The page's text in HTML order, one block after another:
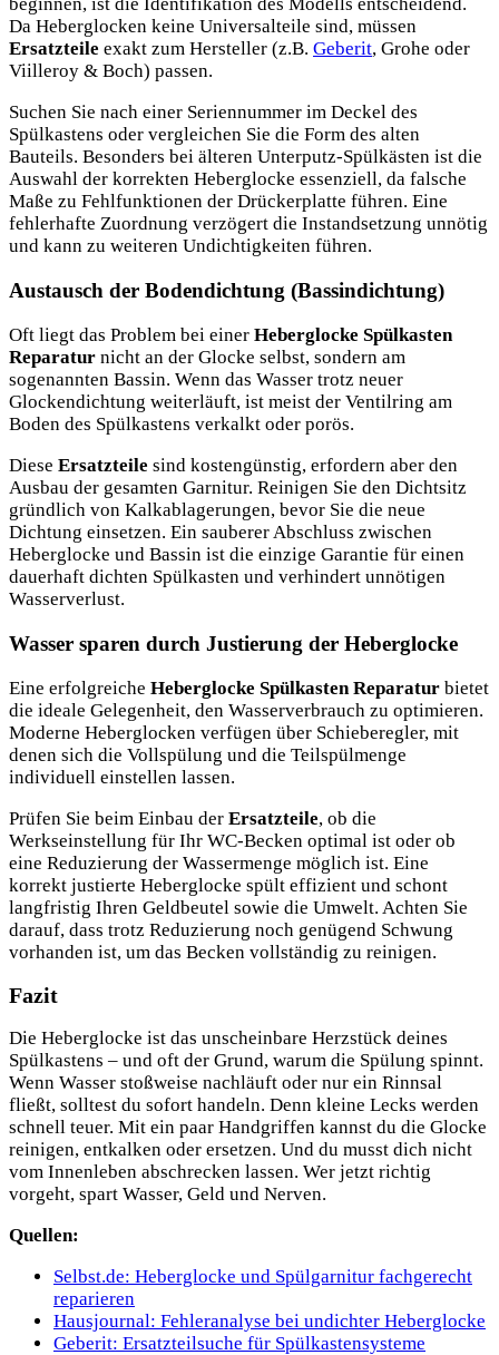
Da Heberglocken keine Universalteile sind, müssen
Ersatzteile exakt zum Hersteller (z.B. Geberit, Grohe oder
Viilleroy & Boch) passen.
Suchen Sie nach einer Seriennummer im Deckel des
Spülkastens oder vergleichen Sie die Form des alten
Bauteils. Besonders bei älteren Unterputz-Spülkästen ist die
Auswahl der korrekten Heberglocke essenziell, da falsche
Maße zu Fehlfunktionen der Drückerplatte führen. Eine
fehlerhafte Zuordnung verzögert die Instandsetzung unnötig
und kann zu weiteren Undichtigkeiten führen.
Austausch der Bodendichtung (Bassindichtung)
Oft liegt das Problem bei einer Heberglocke Spülkasten
Reparatur nicht an der Glocke selbst, sondern am
sogenannten Bassin. Wenn das Wasser trotz neuer
Glockendichtung weiterläuft, ist meist der Ventilring am
Boden des Spülkastens verkalkt oder porös.
Diese Ersatzteile sind kostengünstig, erfordern aber den
Ausbau der gesamten Garnitur. Reinigen Sie den Dichtsitz
gründlich von Kalkablagerungen, bevor Sie die neue
Dichtung einsetzen. Ein sauberer Abschluss zwischen
Heberglocke und Bassin ist die einzige Garantie für einen
dauerhaft dichten Spülkasten und verhindert unnötigen
Wasserverlust.
Wasser sparen durch Justierung der Heberglocke
Eine erfolgreiche Heberglocke Spülkasten Reparatur bietet
die ideale Gelegenheit, den Wasserverbrauch zu optimieren.
Moderne Heberglocken verfügen über Schieberegler, mit
denen sich die Vollspülung und die Teilspülmenge
individuell einstellen lassen.
Prüfen Sie beim Einbau der Ersatzteile, ob die
Werkseinstellung für Ihr WC-Becken optimal ist oder ob
eine Reduzierung der Wassermenge möglich ist. Eine
korrekt justierte Heberglocke spült effizient und schont
langfristig Ihren Geldbeutel sowie die Umwelt. Achten Sie
darauf, dass trotz Reduzierung noch genügend Schwung
vorhanden ist, um das Becken vollständig zu reinigen.
Fazit
Die Heberglocke ist das unscheinbare Herzstück deines
Spülkastens – und oft der Grund, warum die Spülung spinnt.
Wenn Wasser stoßweise nachläuft oder nur ein Rinnsal
fließt, solltest du sofort handeln. Denn kleine Lecks werden
schnell teuer. Mit ein paar Handgriffen kannst du die Glocke
reinigen, entkalken oder ersetzen. Und du musst dich nicht
vom Innenleben abschrecken lassen. Wer jetzt richtig
vorgeht, spart Wasser, Geld und Nerven.
Quellen:
Selbst.de: Heberglocke und Spülgarnitur fachgerecht
reparieren
Hausjournal: Fehleranalyse bei undichter Heberglocke
Geberit: Ersatzteilsuche für Spülkastensysteme